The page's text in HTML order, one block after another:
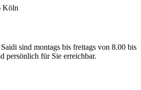
Köln
sind montags bis freitags von 8.00 bis
persönlich für Sie erreichbar.